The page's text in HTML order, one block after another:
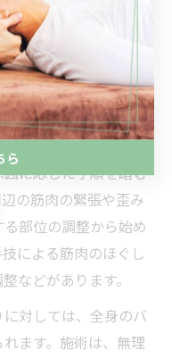
前に質問しておくと
では、個々の症状や
ため、安心して相談
順とは
に応じた手順を踏む
の筋肉の緊張や歪み
部位の調整から始め
による筋肉のほぐし
などがあります。
対しては、全身のバ
ます。施術は、無理
ら
ら